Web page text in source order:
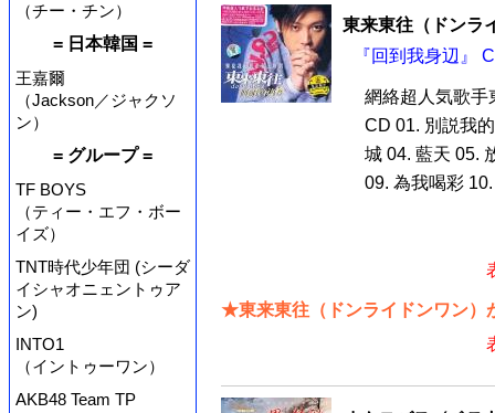
（チー・チン）
= 日本韓国 =
王嘉爾
（Jackson／ジャクソ
ン）
= グループ =
TF BOYS
（ティー・エフ・ボー
イズ）
TNT時代少年団 (シーダ
イシャオニェントゥア
ン)
INTO1
（イントゥーワン）
AKB48 Team TP
東来東往（ドンラ
『回到我身辺』
網絡超人気歌手
CD 01. 別説我
城 04. 藍天 05.
09. 為我喝彩
★東来東往（ドンライドンワン）